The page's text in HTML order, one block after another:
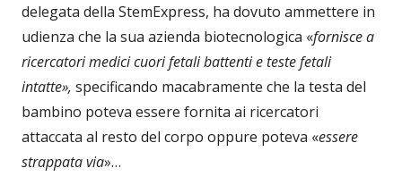
delegata della StemExpress, ha dovuto ammettere in
udienza che la sua azienda biotecnologica «fornisce a
ricercatori medici cuori fetali battenti e teste fetali
intatte», specificando macabramente che la testa del
bambino poteva essere fornita ai ricercatori
attaccata al resto del corpo oppure poteva «essere
strappata via»…